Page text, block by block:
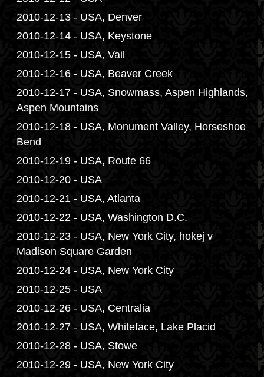
2010-12-13 - USA, Denver
2010-12-14 - USA, Keystone
2010-12-15 - USA, Vail
2010-12-16 - USA, Beaver Creek
2010-12-17 - USA, Snowmass, Aspen Highlands,
Aspen Mountains
2010-12-18 - USA, Monument Valley, Horseshoe
Bend
2010-12-19 - USA, Route 66
2010-12-20 - USA
2010-12-21 - USA, Atlanta
2010-12-22 - USA, Washington D.C.
2010-12-23 - USA, New York City, hokej v
Madison Square Garden
2010-12-24 - USA, New York City
2010-12-25 - USA
2010-12-26 - USA, Centralia
2010-12-27 - USA, Whiteface, Lake Placid
2010-12-28 - USA, Stowe
2010-12-29 - USA, New York City